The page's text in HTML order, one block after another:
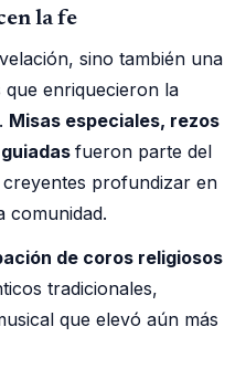
la fe
sino también una
que enriquecieron la
Misas especiales, rezos
fueron parte del
profundizar en
comunidad.
de coros religiosos
tradicionales,
que elevó aún más